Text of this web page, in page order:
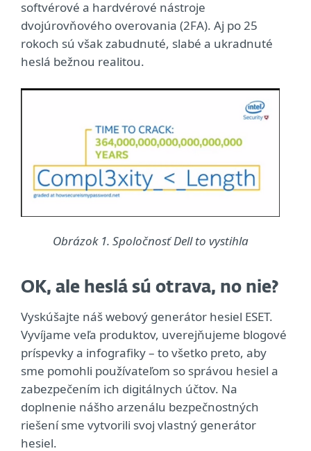
softvérové a hardvérové nástroje
dvojúrovňového overovania (2FA). Aj po 25
rokoch sú však zabudnuté, slabé a ukradnuté
heslá bežnou realitou.
Obrázok 1. Spoločnosť Dell to vystihla
OK, ale heslá sú otrava, no nie?
Vyskúšajte náš webový generátor hesiel ESET.
Vyvíjame veľa produktov, uverejňujeme blogové
príspevky a infografiky – to všetko preto, aby
sme pomohli používateľom so správou hesiel a
zabezpečením ich digitálnych účtov. Na
doplnenie nášho arzenálu bezpečnostných
riešení sme vytvorili svoj vlastný generátor
hesiel.